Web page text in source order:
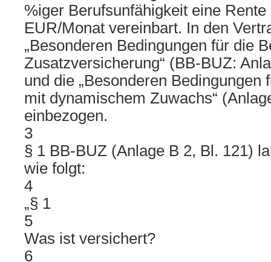
%iger Berufsunfähigkeit eine
EUR/Monat vereinbart. In den
„Besonderen Bedingungen für die
Zusatzversicherung“ (BB-BUZ:
und die „Besonderen Bedingungen
mit dynamischem Zuwachs“
einbezogen.
3
§ 1 BB-BUZ (Anlage B 2, Bl. 121)
wie folgt:
4
„§ 1
5
Was ist versichert?
6